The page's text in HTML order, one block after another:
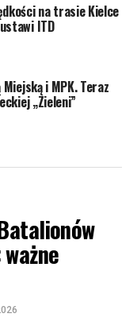
na trasie Kielce
ITD
i MPK. Teraz
„Zieleni”